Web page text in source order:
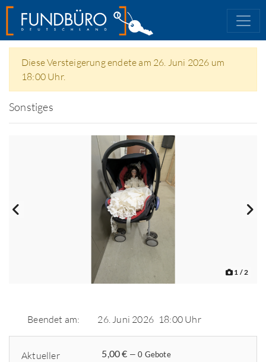
Diese Versteigerung endete am 26. Juni 2026 um
18:00 Uhr.
Sonstiges
1 / 2
Beendet am: 26. Juni 2026 18:00 Uhr
Aktueller
5,00 € — 0 Gebote